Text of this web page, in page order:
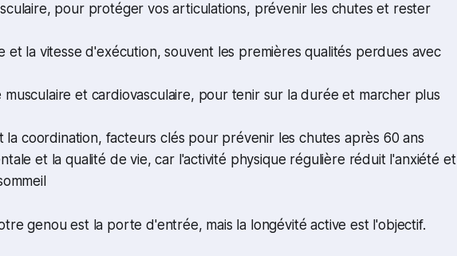
pour protéger vos articulations, prévenir les chutes et rester
et la vitesse d'exécution, souvent les premières qualités perdues avec
musculaire et cardiovasculaire, pour tenir sur la durée et marcher plus
la coordination, facteurs clés pour prévenir les chutes après 60 ans
et la qualité de vie, car l'activité physique régulière réduit l'anxiété et
genou est la porte d'entrée, mais la longévité active est l'objectif.